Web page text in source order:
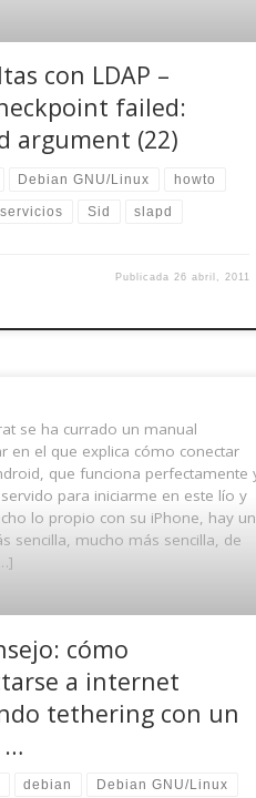
con LDAP –
failed:
argument (22)
Debian GNU/Linux howto
servicios Sid slapd
Publicada 26 abril, 2011
se ha currado un manual
en el que explica cómo conectar
que funciona perfectamente
para iniciarme en este lío y
lo propio con su iPhone, hay
sencilla, mucho más sencilla, de
cómo
a internet
tethering con un
…
debian Debian GNU/Linux